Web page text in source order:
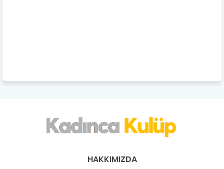
HAKKIMIZDA